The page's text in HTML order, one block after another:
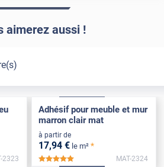
aimerez aussi !
2323
Adhésif pour meuble et mur
marron clair mat
à partir de
17,94 € le m² *
MAT-2324